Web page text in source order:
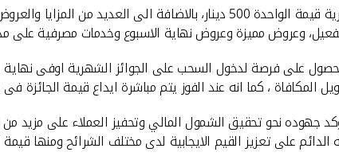
ويفوز 4 عملاء بالجائزة الكبرى وقيمتها 5 الاف دينار على مدار الحملة، و20 فائز بجوائز شهرية
على فرصة لدخول السحب على الجوائز الشهرية اوفى نهاية
، كما انه عند الفوز يتم مباشرة ايداع قيمة الجائزة فى
جهوده نحو تحقيق الشمول المالي وتحفيز العملاء على مزيد من
على تعزيز القيم الايجابية لدى مختلف الشرائح ومنها قيمة